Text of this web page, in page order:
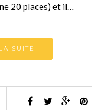
20 places) et il…
SUITE